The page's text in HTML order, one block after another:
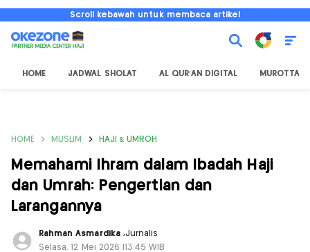
Scroll kebawah untuk membaca artikel
HOME JADWAL SHOLAT AL QUR'AN DIGITAL MUROTTAL
HOME MUSLIM HAJI & UMROH
Memahami Ihram dalam Ibadah Haji
dan Umrah: Pengertian dan
Larangannya
Rahman Asmardika ,Jurnalis
Selasa, 12 Mei 2026 |13:45 WIB